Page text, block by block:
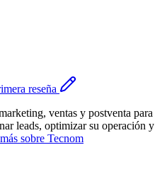
reseña
ventas y postventa para
leads, optimizar su operación y
sobre Tecnom